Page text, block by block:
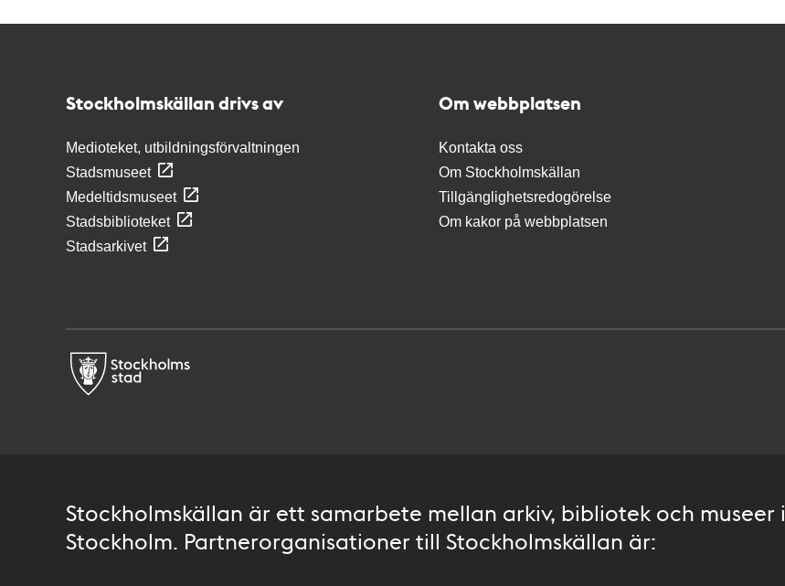
Stockholmskällan drivs av
Medioteket, utbildningsförvaltningen
Stadsmuseet
Medeltidsmuseet
Stadsbiblioteket
Stadsarkivet
Om webbplatsen
Kontakta oss
Om Stockholmskällan
Tillgänglighetsredogörelse
Om kakor på webbplatsen
Stockholmskällan är ett samarbete mellan arkiv, bibliotek och museer i
Stockholm. Partnerorganisationer till Stockholmskällan är: